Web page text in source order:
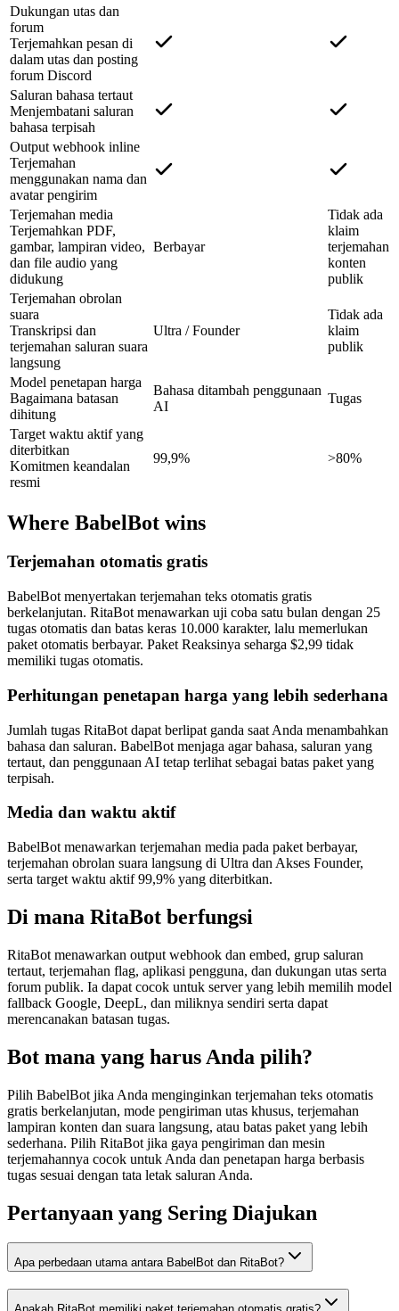
Dukungan utas dan
forum
Terjemahkan pesan di
dalam utas dan posting
forum Discord
Saluran bahasa tertaut
Menjembatani saluran
bahasa terpisah
Output webhook inline
Terjemahan
menggunakan nama dan
avatar pengirim
Terjemahan media
Terjemahkan PDF,
gambar, lampiran video,
dan file audio yang
didukung
Berbayar
Tidak ada
klaim
terjemahan
konten
publik
Terjemahan obrolan
suara
Transkripsi dan
terjemahan saluran suara
langsung
Ultra / Founder
Tidak ada
klaim
publik
Model penetapan harga
Bagaimana batasan
dihitung
Bahasa ditambah penggunaan
AI
Tugas
Target waktu aktif yang
diterbitkan
Komitmen keandalan
resmi
99,9% >80%
Where BabelBot wins
Terjemahan otomatis gratis
BabelBot menyertakan terjemahan teks otomatis gratis
berkelanjutan. RitaBot menawarkan uji coba satu bulan dengan 25
tugas otomatis dan batas keras 10.000 karakter, lalu memerlukan
paket otomatis berbayar. Paket Reaksinya seharga $2,99 tidak
memiliki tugas otomatis.
Perhitungan penetapan harga yang lebih sederhana
Jumlah tugas RitaBot dapat berlipat ganda saat Anda menambahkan
bahasa dan saluran. BabelBot menjaga agar bahasa, saluran yang
tertaut, dan penggunaan AI tetap terlihat sebagai batas paket yang
terpisah.
Media dan waktu aktif
BabelBot menawarkan terjemahan media pada paket berbayar,
terjemahan obrolan suara langsung di Ultra dan Akses Founder,
serta target waktu aktif 99,9% yang diterbitkan.
Di mana RitaBot berfungsi
RitaBot menawarkan output webhook dan embed, grup saluran
tertaut, terjemahan flag, aplikasi pengguna, dan dukungan utas serta
forum publik. Ia dapat cocok untuk server yang lebih memilih model
fallback Google, DeepL, dan miliknya sendiri serta dapat
merencanakan batasan tugas.
Bot mana yang harus Anda pilih?
Pilih BabelBot jika Anda menginginkan terjemahan teks otomatis
gratis berkelanjutan, mode pengiriman utas khusus, terjemahan
lampiran konten dan suara langsung, atau batas paket yang lebih
sederhana. Pilih RitaBot jika gaya pengiriman dan mesin
terjemahannya cocok untuk Anda dan penetapan harga berbasis
tugas sesuai dengan tata letak saluran Anda.
Pertanyaan yang Sering Diajukan
Apa perbedaan utama antara BabelBot dan RitaBot?